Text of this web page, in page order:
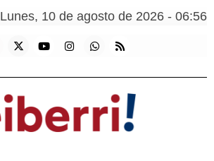
Lunes, 10 de agosto de 2026 - 06:56